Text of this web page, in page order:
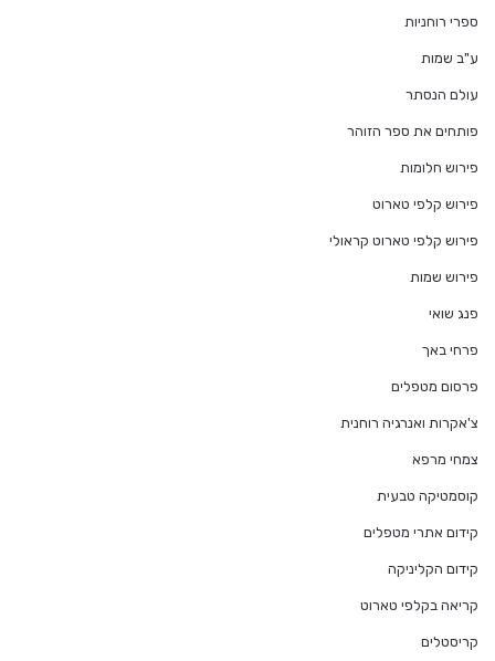
ספרי רוחניות
ע"ב שמות
עולם הנסתר
פותחים את ספר הזוהר
פירוש חלומות
פירוש קלפי טארוט
פירוש קלפי טארוט קראולי
פירוש שמות
פנג שואי
פרחי באך
פרסום מטפלים
צ'אקרות ואנרגיה רוחנית
צמחי מרפא
קוסמטיקה טבעית
קידום אתרי מטפלים
קידום הקליניקה
קריאה בקלפי טארוט
קריסטלים